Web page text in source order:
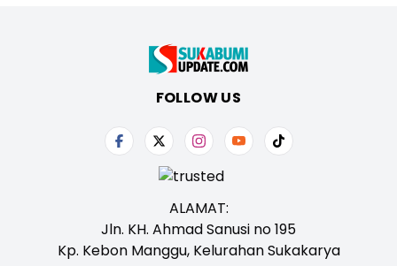
FOLLOW US
ALAMAT:
Jln. KH. Ahmad Sanusi no 195
Kp. Kebon Manggu, Kelurahan Sukakarya